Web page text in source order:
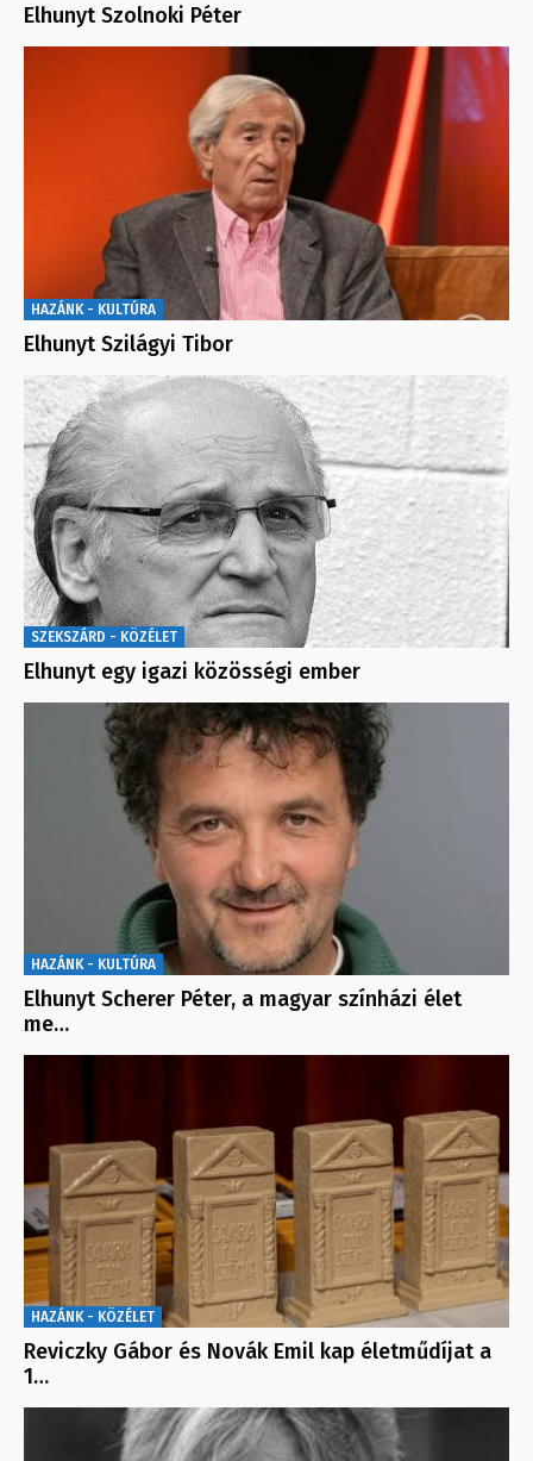
Elhunyt Szolnoki Péter
HAZÁNK - KULTÚRA
Elhunyt Szilágyi Tibor
SZEKSZÁRD - KÖZÉLET
Elhunyt egy igazi közösségi ember
HAZÁNK - KULTÚRA
Elhunyt Scherer Péter, a magyar színházi élet
me…
HAZÁNK - KÖZÉLET
Reviczky Gábor és Novák Emil kap életműdíjat a
1…